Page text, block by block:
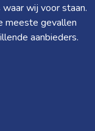
waar wij voor staan.
meeste gevallen
aanbieders.